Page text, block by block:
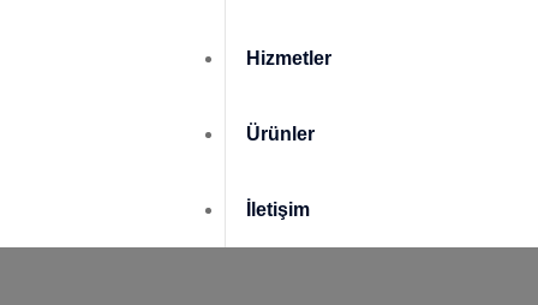
Hizmetler
Ürünler
İletişim